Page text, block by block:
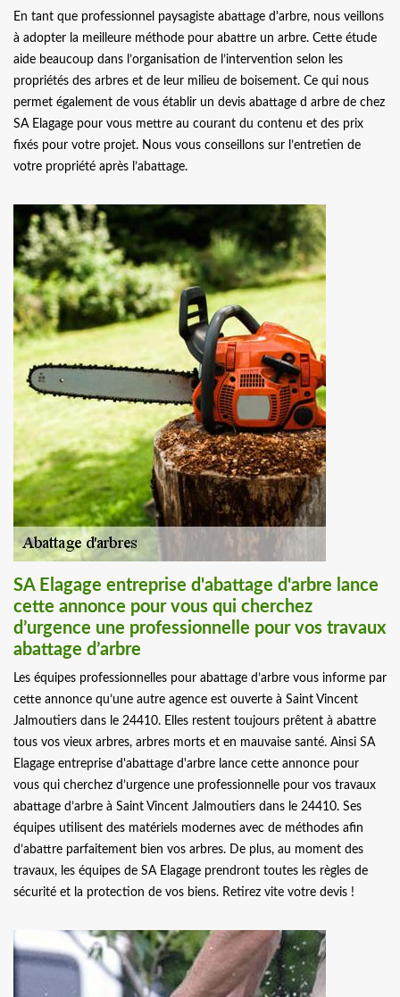
En tant que professionnel paysagiste abattage d'arbre, nous veillons
à adopter la meilleure méthode pour abattre un arbre. Cette étude
aide beaucoup dans l’organisation de l’intervention selon les
propriétés des arbres et de leur milieu de boisement. Ce qui nous
permet également de vous établir un devis abattage d arbre de chez
SA Elagage pour vous mettre au courant du contenu et des prix
fixés pour votre projet. Nous vous conseillons sur l’entretien de
votre propriété après l’abattage.
SA Elagage entreprise d'abattage d'arbre lance
cette annonce pour vous qui cherchez
d’urgence une professionnelle pour vos travaux
abattage d’arbre
Les équipes professionnelles pour abattage d’arbre vous informe par
cette annonce qu’une autre agence est ouverte à Saint Vincent
Jalmoutiers dans le 24410. Elles restent toujours prêtent à abattre
tous vos vieux arbres, arbres morts et en mauvaise santé. Ainsi SA
Elagage entreprise d'abattage d'arbre lance cette annonce pour
vous qui cherchez d’urgence une professionnelle pour vos travaux
abattage d’arbre à Saint Vincent Jalmoutiers dans le 24410. Ses
équipes utilisent des matériels modernes avec de méthodes afin
d’abattre parfaitement bien vos arbres. De plus, au moment des
travaux, les équipes de SA Elagage prendront toutes les règles de
sécurité et la protection de vos biens. Retirez vite votre devis !